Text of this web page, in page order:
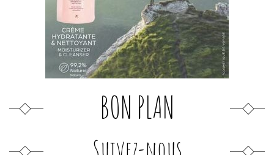
BON PLAN